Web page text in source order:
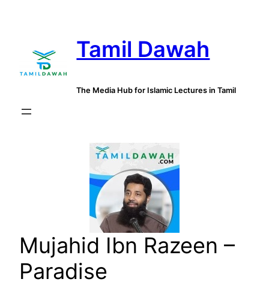
Tamil Dawah
The Media Hub for Islamic Lectures in Tamil
Mujahid Ibn Razeen –
Paradise